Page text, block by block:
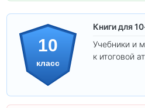
10
класс
Книги для
Учебники и
к итоговой